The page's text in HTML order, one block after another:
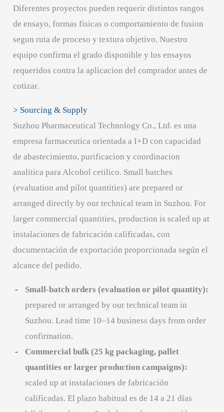
Diferentes proyectos pueden requerir distintos rangos
de ensayo, formas fisicas o comportamiento de fusion
segun ruta de proceso y textura objetivo. Nuestro
equipo confirma el grado disponible y los ensayos
requeridos contra la aplicacion del comprador antes de
cotizar.
> Sourcing & Supply
Suzhou Pharmaceutical Technology Co., Ltd. es una
empresa farmaceutica orientada a I+D con capacidad
de abastecimiento, purificacion y coordinacion
analitica para Alcohol cetilico. Small batches
(evaluation and pilot quantities) are prepared or
arranged directly by our technical team in Suzhou. For
larger commercial quantities, production is scaled up at
instalaciones de fabricación calificadas, con
documentación de exportación proporcionada según el
alcance del pedido.
Small-batch orders (evaluation or pilot quantity):
prepared or arranged by our technical team in
Suzhou. Lead time 10–14 business days from order
confirmation.
Commercial bulk (25 kg packaging, pallet
quantities or larger production campaigns):
scaled up at instalaciones de fabricación
calificadas. El plazo habitual es de 14 a 21 días